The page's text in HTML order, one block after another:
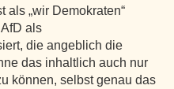
als „wir Demokraten“
als
die angeblich die
das inhaltlich auch nur
können, selbst genau das